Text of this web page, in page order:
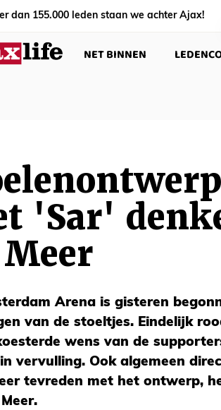
dan 155.000 leden staan we achter Ajax!
NET BINNEN
'Sar'
Arena is gisteren
van de stoeltjes. Eindelijk
wens van de
vervulling. Ook algemeen
tevreden met het ontwerp,